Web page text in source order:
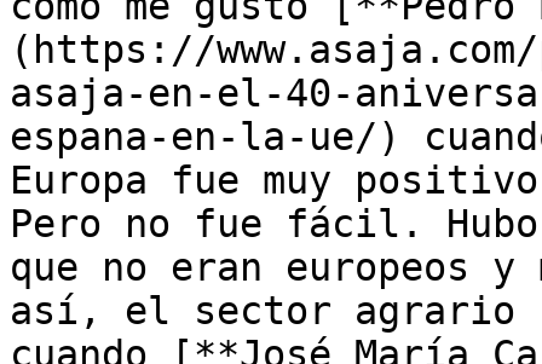
(https://
asaja-en-el-40-
espana-en-la-ue/)
Europa fue muy
Pero no fue fácil.
que no eran europeos y
así, el sector agrario
cuando [**José María